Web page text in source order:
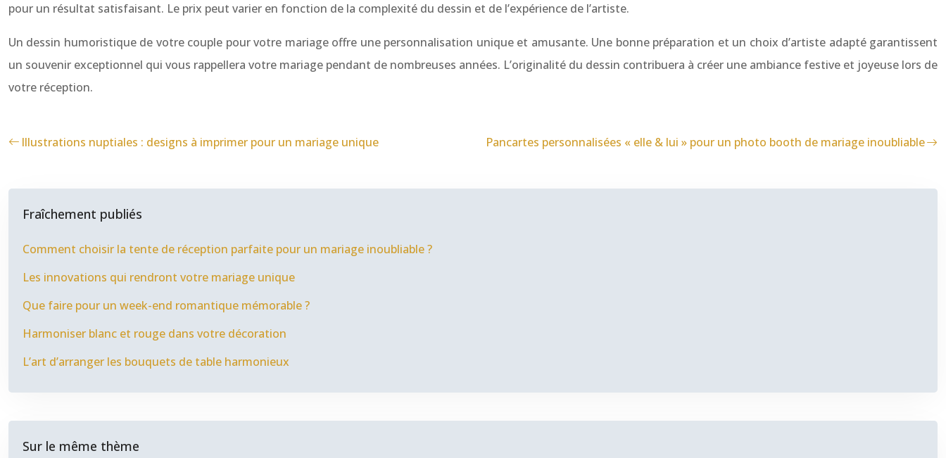
pour un résultat satisfaisant. Le prix peut varier en fonction de la complexité du dessin et de l’expérience de l’artiste.
Un dessin humoristique de votre couple pour votre mariage offre une personnalisation unique et amusante. Une bonne préparation et un choix d’artiste adapté garantissent
un souvenir exceptionnel qui vous rappellera votre mariage pendant de nombreuses années. L’originalité du dessin contribuera à créer une ambiance festive et joyeuse lors de
votre réception.
Illustrations nuptiales : designs à imprimer pour un mariage unique Pancartes personnalisées « elle & lui » pour un photo booth de mariage inoubliable
Fraîchement publiés
Comment choisir la tente de réception parfaite pour un mariage inoubliable ?
Les innovations qui rendront votre mariage unique
Que faire pour un week-end romantique mémorable ?
Harmoniser blanc et rouge dans votre décoration
L’art d’arranger les bouquets de table harmonieux
Sur le même thème